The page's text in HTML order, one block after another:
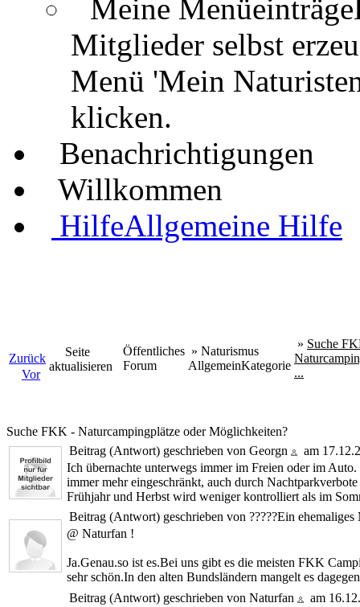
Meine Menüeinträge
Mitglieder selbst
Menü 'Mein
klicken.
Benachrichtigungen
Willkommen
HilfeAllgemeine Hilfe
Zurück
Vor
Seite
aktualisieren
Öffentliches
Forum
» Naturismus
AllgemeinKategorie
» Suche
...
Suche FKK - Naturcampingplätze oder Möglichkeiten?
Beitrag (Antwort) geschrieben von Georgn
am
Ich übernachte unterwegs immer im Freien oder im
immer mehr eingeschränkt, auch durch
Frühjahr und Herbst wird weniger kontrolliert als im
Beitrag (Antwort) geschrieben von ?????Ein ehemaliges
@ Naturfan !
Ja.Genau.so ist es.Bei uns gibt es die meisten FKK
sehr schön.In den alten Bundsländern mangelt es
Beitrag (Antwort) geschrieben von Naturfan
am